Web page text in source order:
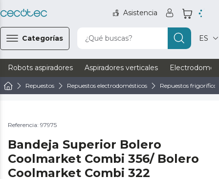
Asistencia
Categorías ¿Qué buscas? ES
Robots aspiradores Aspiradores verticales
Repuestos Repuestos electrodomésticos Repuestos frigoríficos
Referencia: 97975
Bandeja Superior Bolero
Coolmarket Combi 356/ Bolero
Coolmarket Combi 322